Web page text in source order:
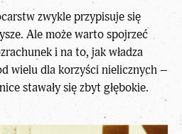
zwykle przypisuje się
Ale może warto spojrzeć
i na to, jak władza
wielu dla korzyści nielicznych –
stawały się zbyt głębokie.